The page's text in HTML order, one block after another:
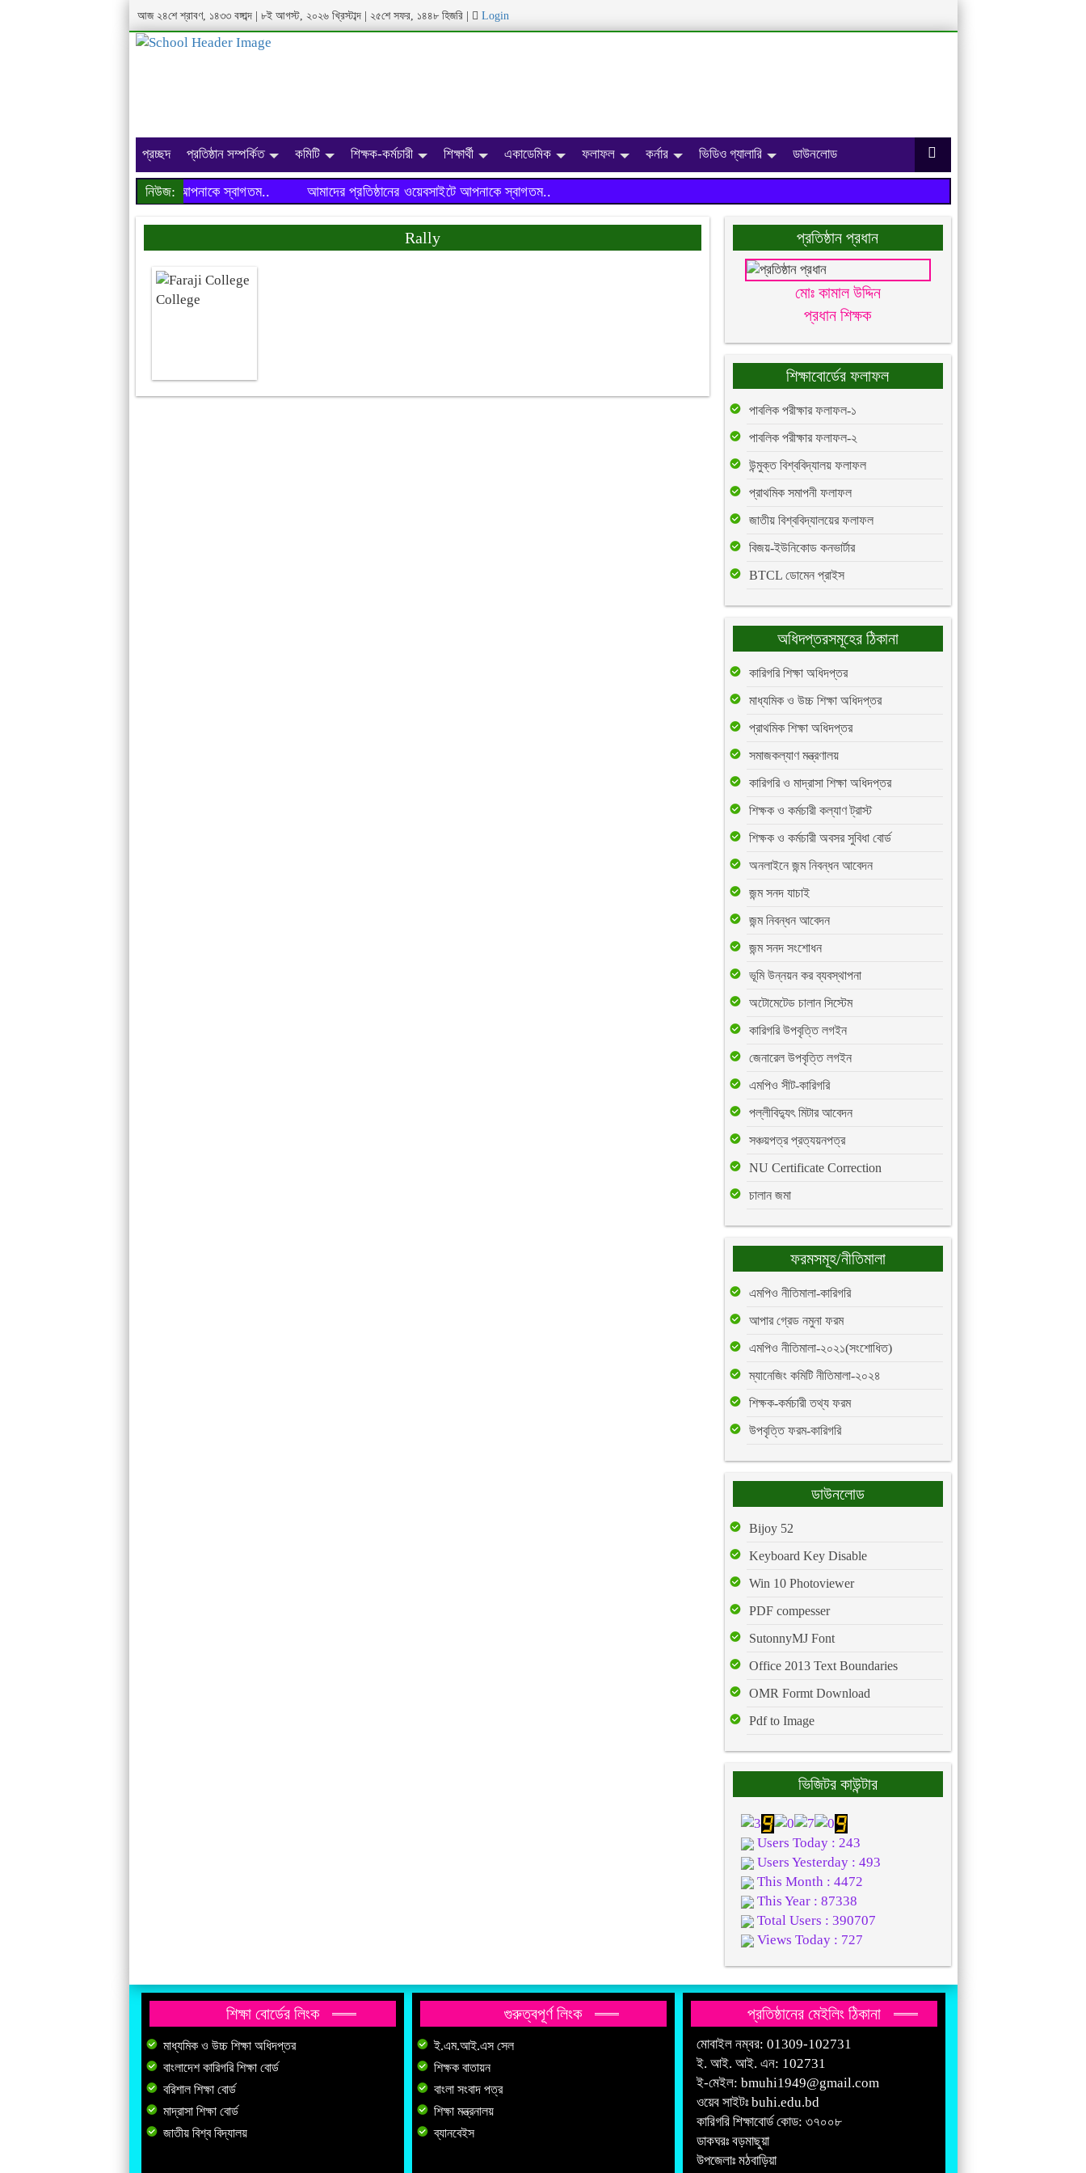
আজ ২৪শে শ্রাবণ, ১৪৩৩ বঙ্গাব্দ | ৮ই আগস্ট, ২০২৬ খ্রিস্টাব্দ | ২৫শে সফর, ১৪৪৮ হিজরি Login
প্রচ্ছদ প্রতিষ্ঠান সম্পর্কিত কমিটি শিক্ষক-কর্মচারী শিক্ষার্থী একাডেমিক ফলাফল কর্নার ভিডিও গ্যালারি ডাউনলোড
নিউজ: আমাদের প্রতিষ্ঠানের ওয়েবসাইটে আপনাকে স্বাগতম..
প্রতিষ্ঠানের ওয়েবসাইটে আপনাকে স্বাগতম..
Rally প্রতিষ্ঠান প্রধান
মোঃ কামাল উদ্দিন
প্রধান শিক্ষক
শিক্ষাবোর্ডের ফলাফল
পাবলিক পরীক্ষার ফলাফল-১
পাবলিক পরীক্ষার ফলাফল-২
উন্মুক্ত বিশ্ববিদ্যালয় ফলাফল
প্রাথমিক সমাপনী ফলাফল
জাতীয় বিশ্ববিদ্যালয়ের ফলাফল
বিজয়-ইউনিকোড কনভার্টার
BTCL ডোমেন প্রাইস
অধিদপ্তরসমূহের ঠিকানা
কারিগরি শিক্ষা অধিদপ্তর
মাধ্যমিক ও উচ্চ শিক্ষা অধিদপ্তর
প্রাথমিক শিক্ষা অধিদপ্তর
সমাজকল্যাণ মন্ত্রণালয়
কারিগরি ও মাদ্রাসা শিক্ষা অধিদপ্তর
শিক্ষক ও কর্মচারী কল্যাণ ট্রাস্ট
শিক্ষক ও কর্মচারী অবসর সুবিধা বোর্ড
অনলাইনে জন্ম নিবন্ধন আবেদন
জন্ম সনদ যাচাই
জন্ম নিবন্ধন আবেদন
জন্ম সনদ সংশোধন
ভূমি উন্নয়ন কর ব্যবস্থাপনা
অটোমেটেড চালান সিস্টেম
কারিগরি উপবৃত্তি লগইন
জেনারেল উপবৃত্তি লগইন
এমপিও সীট-কারিগরি
পল্লীবিদ্যুৎ মিটার আবেদন
সঞ্চয়পত্র প্রত্যয়নপত্র
NU Certificate Correction
চালান জমা
ফরমসমূহ/নীতিমালা
এমপিও নীতিমালা-কারিগরি
আপার গ্রেড নমুনা ফরম
এমপিও নীতিমালা-২০২১(সংশোধিত)
ম্যানেজিং কমিটি নীতিমালা-২০২৪
শিক্ষক-কর্মচারী তথ্য ফরম
উপবৃত্তি ফরম-কারিগরি
ডাউনলোড
Bijoy 52
Keyboard Key Disable
Win 10 Photoviewer
PDF compesser
SutonnyMJ Font
Office 2013 Text Boundaries
OMR Formt Download
Pdf to Image
ভিজিটর কাউন্টার
Users Today : 243
Users Yesterday : 493
This Month : 4472
This Year : 87338
Total Users : 390707
Views Today : 727
শিক্ষা বোর্ডের লিংক
মাধ্যমিক ও উচ্চ শিক্ষা অধিদপ্তর
বাংলাদেশ কারিগরি শিক্ষা বোর্ড
বরিশাল শিক্ষা বোর্ড
মাদ্রাসা শিক্ষা বোর্ড
জাতীয় বিশ্ব বিদ্যালয়
গুরুত্বপূর্ণ লিংক
ই.এম.আই.এস সেল
শিক্ষক বাতায়ন
বাংলা সংবাদ পত্র
শিক্ষা মন্ত্রনালয়
ব্যানবেইস
প্রতিষ্ঠানের মেইলিং ঠিকানা
মোবাইল নম্বর: 01309-102731
ই. আই. আই. এন: 102731
ই-মেইল: bmuhi1949@gmail.com
ওয়েব সাইটঃ buhi.edu.bd
কারিগরি শিক্ষাবোর্ড কোড: ৩৭০০৮
ডাকঘরঃ বড়মাছুয়া
উপজেলাঃ মঠবাড়িয়া